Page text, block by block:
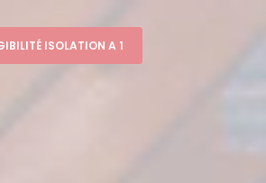
ISOLATION A 1